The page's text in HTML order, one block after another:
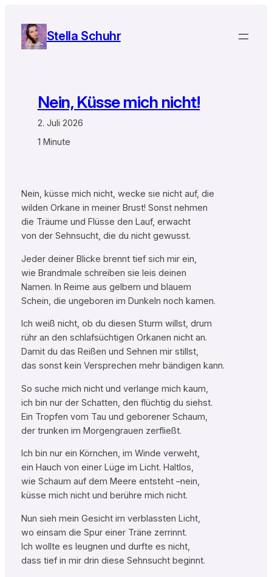
Inhalt
springen
Stella Schuhr
Nein, Küsse mich nicht!
2. Juli 2026
1 Minute
Nein, küsse mich nicht, wecke sie nicht auf, die
wilden Orkane in meiner Brust! Sonst nehmen
die Träume und Flüsse den Lauf, erwacht
von der Sehnsucht, die du nicht gewusst.
Jeder deiner Blicke brennt tief sich mir ein,
wie Brandmale schreiben sie leis deinen
Namen. In Reime aus gelbem und blauem
Schein, die ungeboren im Dunkeln noch kamen.
Ich weiß nicht, ob du diesen Sturm willst, drum
rühr an den schlafsüchtigen Orkanen nicht an.
Damit du das Reißen und Sehnen mir stillst,
das sonst kein Versprechen mehr bändigen kann.
So suche mich nicht und verlange mich kaum,
ich bin nur der Schatten, den flüchtig du siehst.
Ein Tropfen vom Tau und geborener Schaum,
der trunken im Morgengrauen zerfließt.
Ich bin nur ein Körnchen, im Winde verweht,
ein Hauch von einer Lüge im Licht. Haltlos,
wie Schaum auf dem Meere entsteht –nein,
küsse mich nicht und berühre mich nicht.
Nun sieh mein Gesicht im verblassten Licht,
wo einsam die Spur einer Träne zerrinnt.
Ich wollte es leugnen und durfte es nicht,
dass tief in mir drin diese Sehnsucht beginnt.